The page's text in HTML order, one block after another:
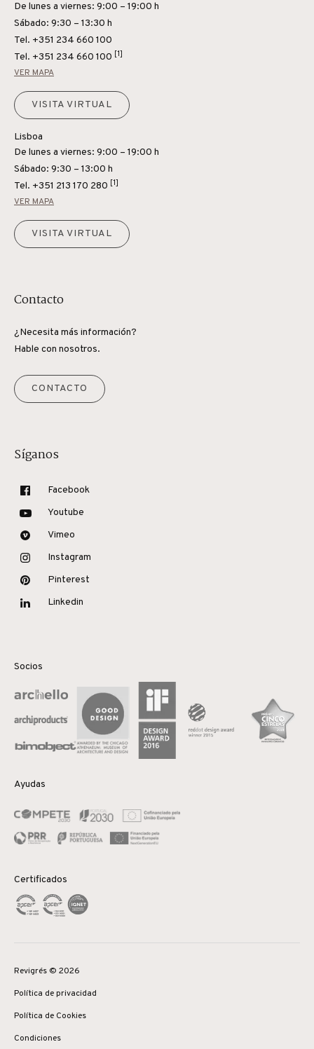
De lunes a viernes: 9:00 – 19:00 h
Sábado: 9:30 – 13:30 h
Tel. +351 234 660 100
Tel. +351 234 660 100 [1]
VER MAPA
VISITA VIRTUAL
Lisboa
De lunes a viernes: 9:00 – 19:00 h
Sábado: 9:30 – 13:00 h
Tel. +351 213 170 280 [1]
VER MAPA
VISITA VIRTUAL
Contacto
¿Necesita más información?
Hable con nosotros.
CONTACTO
Síganos
Facebook
Youtube
Vimeo
Instagram
Pinterest
Linkedin
Socios
Ayudas
Certificados
Revigrés © 2026
Política de privacidad
Política de Cookies
Condiciones